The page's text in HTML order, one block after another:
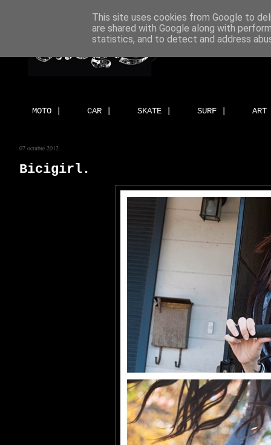
MOTO | CAR | SKATE | SURF |
07 octubre 2012
Bicigirl.
This site uses cookies from Google to
are shared with Google along with
statistics, and to detect and address